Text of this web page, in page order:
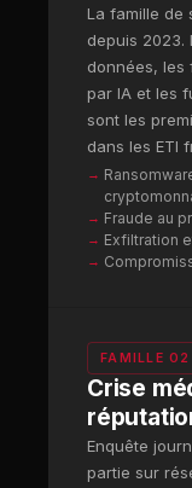
La famille de
depuis 2023.
données, les
par IA et les
sont les
dans les ETI
Fraude au
Exfiltration
FAMILLE 02
Crise
Enquête
partie sur